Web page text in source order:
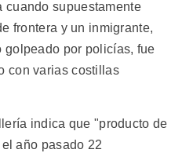
cuando supuestamente
frontera y un inmigrante,
golpeado por policías, fue
con varias costillas
indica que "producto de
año pasado 22